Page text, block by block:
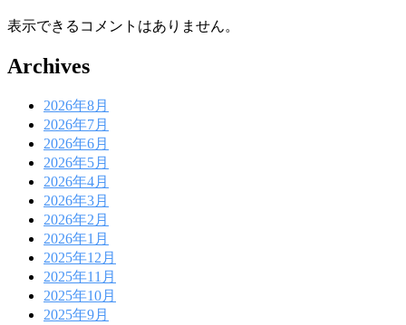
表示できるコメントはありません。
Archives
2026年8月
2026年7月
2026年6月
2026年5月
2026年4月
2026年3月
2026年2月
2026年1月
2025年12月
2025年11月
2025年10月
2025年9月